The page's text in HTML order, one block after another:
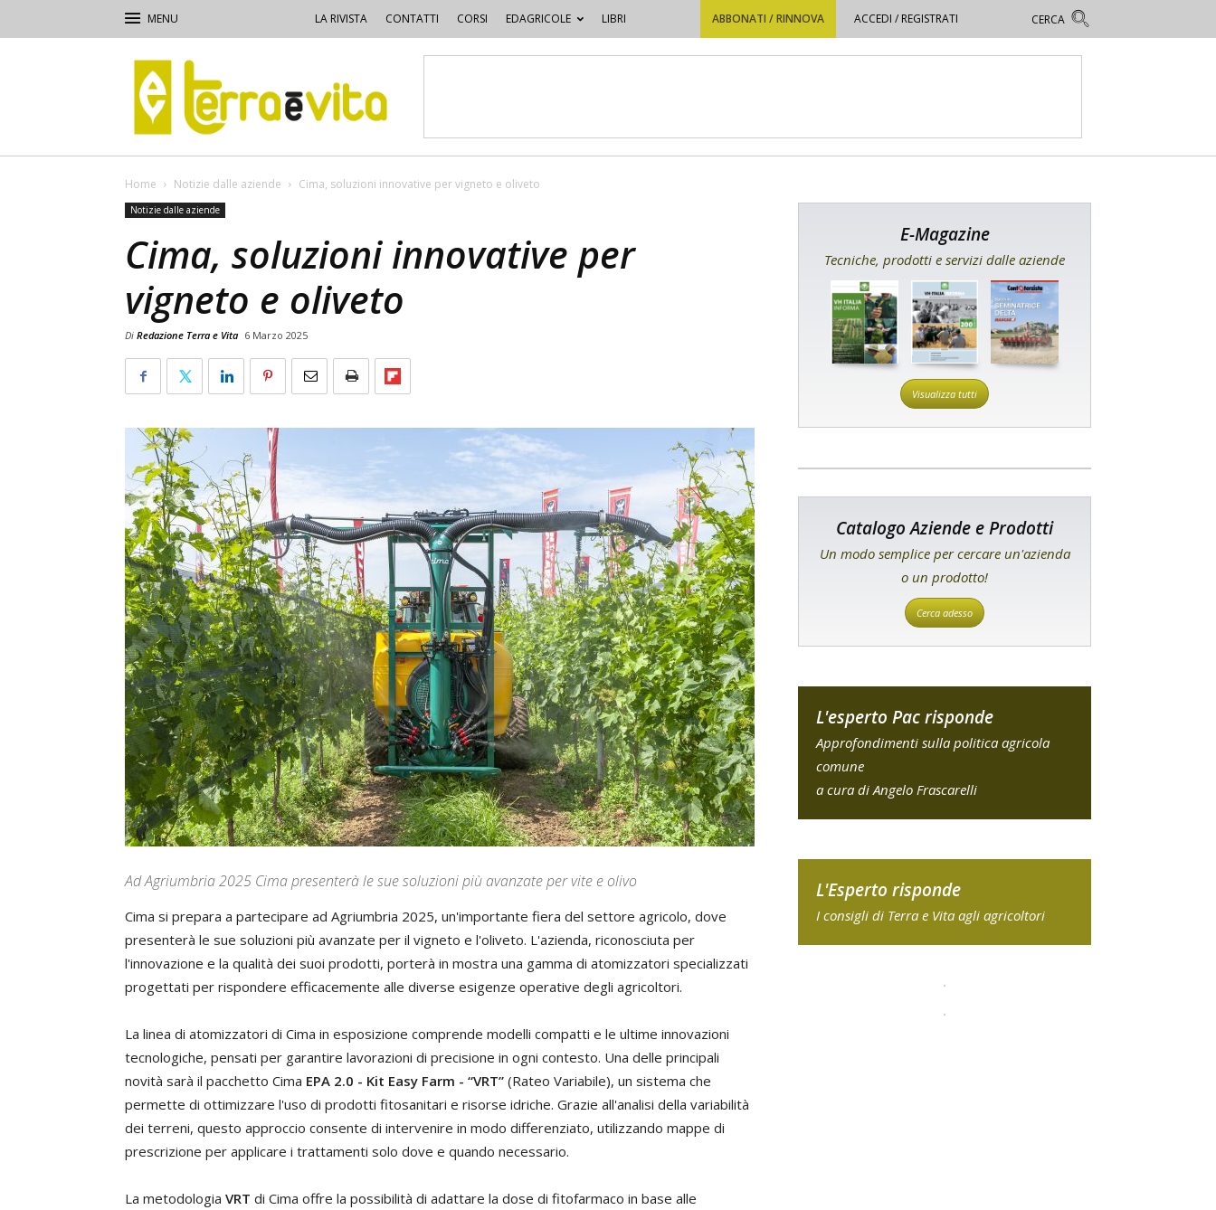
LA RIVISTA CONTATTI CORSI EDAGRICOLE LIBRI ABBONATI / RINNOVA ACCEDI / REGISTRATI
Terra
e
Vita
Home Notizie dalle aziende Cima, soluzioni innovative per vigneto e oliveto
Notizie dalle aziende
Cima, soluzioni innovative per
vigneto e oliveto
Di Redazione Terra e Vita 6 Marzo 2025
Ad Agriumbria 2025 Cima presenterà le sue soluzioni più avanzate per vite e olivo
Cima si prepara a partecipare ad Agriumbria 2025, un'importante fiera del settore agricolo, dove
presenterà le sue soluzioni più avanzate per il vigneto e l'oliveto. L'azienda, riconosciuta per
l'innovazione e la qualità dei suoi prodotti, porterà in mostra una gamma di atomizzatori specializzati
progettati per rispondere efficacemente alle diverse esigenze operative degli agricoltori.
La linea di atomizzatori di Cima in esposizione comprende modelli compatti e le ultime innovazioni
tecnologiche, pensati per garantire lavorazioni di precisione in ogni contesto. Una delle principali
novità sarà il pacchetto Cima EPA 2.0 - Kit Easy Farm - “VRT” (Rateo Variabile), un sistema che
permette di ottimizzare l'uso di prodotti fitosanitari e risorse idriche. Grazie all'analisi della variabilità
dei terreni, questo approccio consente di intervenire in modo differenziato, utilizzando mappe di
prescrizione per applicare i trattamenti solo dove e quando necessario.
La metodologia VRT di Cima offre la possibilità di adattare la dose di fitofarmaco in base alle
E-Magazine
Tecniche, prodotti e servizi dalle aziende
Visualizza tutti
Catalogo Aziende e Prodotti
Un modo semplice per cercare un'azienda
o un prodotto!
Cerca adesso
L'esperto Pac risponde
Approfondimenti sulla politica agricola
comune
a cura di Angelo Frascarelli
L'Esperto risponde
I consigli di Terra e Vita agli agricoltori